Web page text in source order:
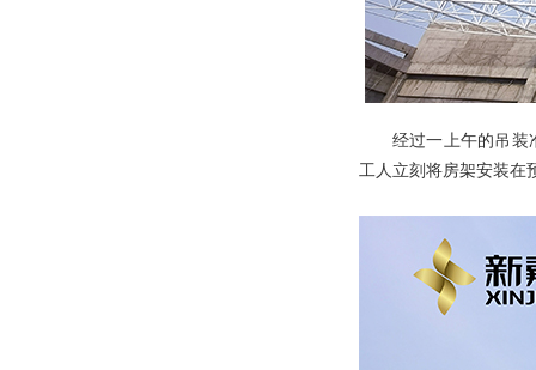
经过一上午的吊装
工人立刻将房架安装在